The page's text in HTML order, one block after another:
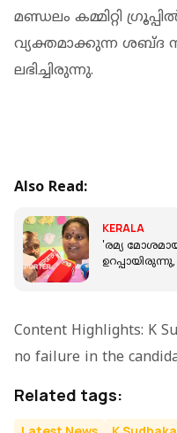
മണ്ഡലം കമ്മിറ്റി
വ്യക്തമാക്കുന്ന ശബ്ദ
ലഭിച്ചിരുന്നു.
Also Read:
KERALA
'രമ്യ
Content Highlights: K
no failure in the
Related tags: